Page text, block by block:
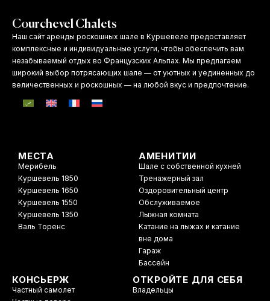
Courchevel Chalets
Наш сайт аренды роскошных шале в Куршевеле предоставляет
комплексные и индивидуальные услуги, чтобы обеспечить вам
незабываемый отдых во Французских Альпах. Мы предлагаем
широкий выбор потрясающих шале — от уютных и уединенных до
величественных и роскошных — на любой вкус и предпочтение.
МЕСТА
Мерибель
Куршевель 1850
Куршевель 1650
Куршевель 1550
Куршевель 1350
Валь Торенс
АМЕНИТИИ
Шале с собственной кухней
Тренажерный зал
Оздоровительный центр
Обслуживаемое
Лыжная комната
Катание на лыжах и катание
вне дома
Гараж
Бассейн
КОНСЬЕРЖ
Частный самолет
ОТКРОЙТЕ ДЛЯ СЕБЯ
Владельцы